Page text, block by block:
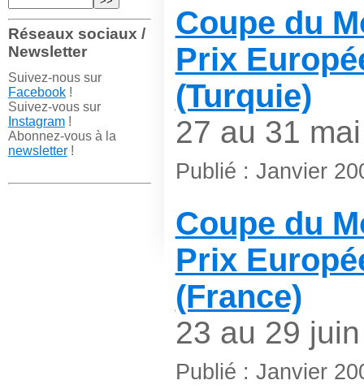
Réseaux sociaux /
Newsletter
Suivez-nous sur
Facebook!
Suivez-vous sur
Instagram!
Abonnez-vous à la
newsletter!
Coupe du
Prix
(Turquie)
27 au 31 mai
Publié : Janvier
Coupe du
Prix
(France)
23 au 29 juin
Publié : Janvier